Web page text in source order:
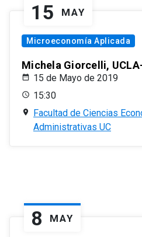
15 MAY
Microeconomía Aplicada
Michela Giorcelli,
15 de Mayo de 2019
15:30
Facultad de Ciencias
Administrativas UC
8 MAY